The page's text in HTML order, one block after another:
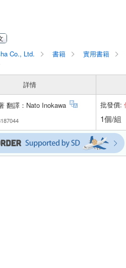
Co., Ltd. 書籍 實用書籍
詳情
翻譯：Nato Inokawa 批發價:
1個/組